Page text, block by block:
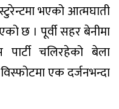
भएको आत्मघाती
छ । पूर्वी सहर बेनीमा
पार्टी चलिरहेको बेला
एक दर्जनभन्दा